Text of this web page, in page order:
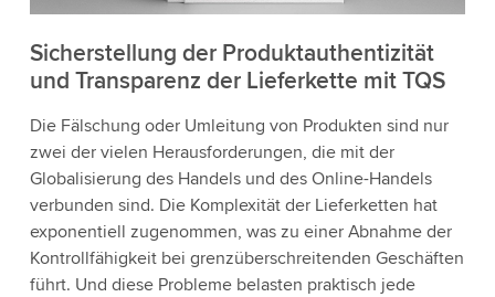
Sicherstellung der Produktauthentizität
und Transparenz der Lieferkette mit TQS
Die Fälschung oder Umleitung von Produkten sind nur
zwei der vielen Herausforderungen, die mit der
Globalisierung des Handels und des Online-Handels
verbunden sind. Die Komplexität der Lieferketten hat
exponentiell zugenommen, was zu einer Abnahme der
Kontrollfähigkeit bei grenzüberschreitenden Geschäften
führt. Und diese Probleme belasten praktisch jede